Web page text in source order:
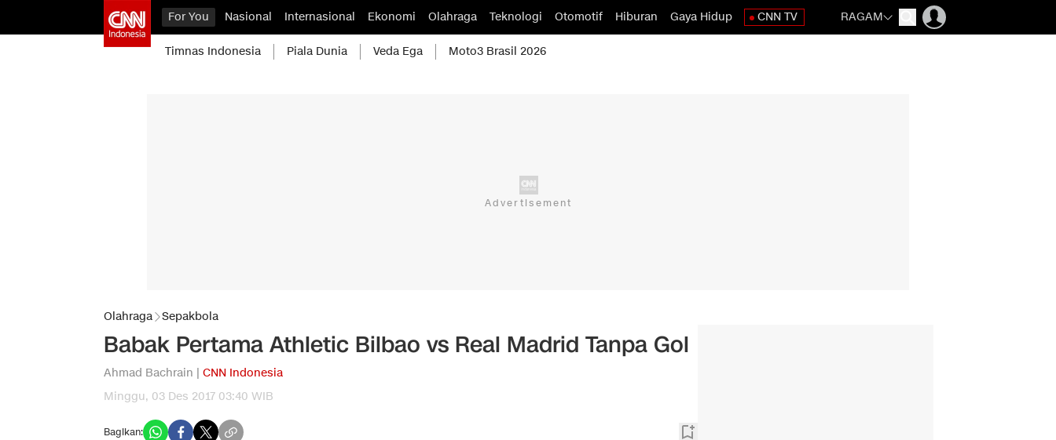
For You Nasional Internasional Ekonomi Olahraga Teknologi Otomotif Hiburan Gaya Hidup CNN TV RAGAM
Timnas Indonesia Piala Dunia Veda Ega Moto3 Brasil 2026
Olahraga Sepakbola
Babak Pertama Athletic Bilbao vs Real Madrid Tanpa Gol
Ahmad Bachrain | CNN Indonesia
Minggu, 03 Des 2017 03:40 WIB
Bagikan: